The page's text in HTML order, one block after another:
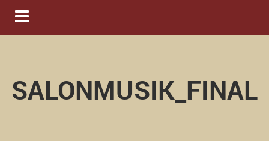
Navigation ein-/ausblenden
SALONMUSIK_FINAL